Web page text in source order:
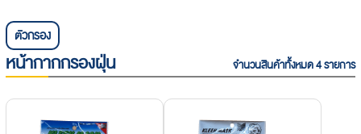
ตัวกรอง
หน้ากากกรองฝุ่น จำนวนสินค้าทั้งหมด 4 รายการ